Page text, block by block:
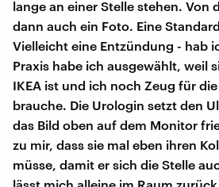
lange an einer Stelle stehen. Von
dann auch ein Foto. Eine
Vielleicht eine Entzündung - hab
Praxis habe ich ausgewählt, weil
IKEA ist und ich noch Zeug für
brauche. Die Urologin setzt den
das Bild oben auf dem Monitor
zu mir, dass sie mal eben ihren
müsse, damit er sich die Stelle